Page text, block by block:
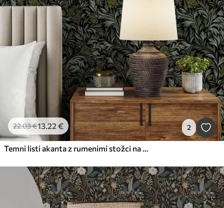
22.03€13.22 € 2
Temni listi akanta z rumenimi stožci na črnem ozadju